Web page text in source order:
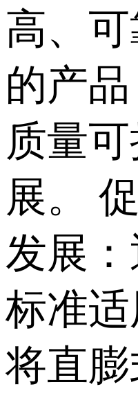
高、
的产
质量
展。
发展
标准适
将直